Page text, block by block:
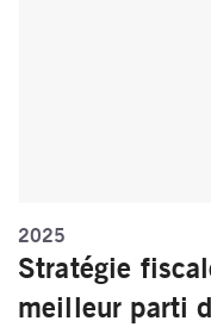
2025
Stratégie
meilleur parti